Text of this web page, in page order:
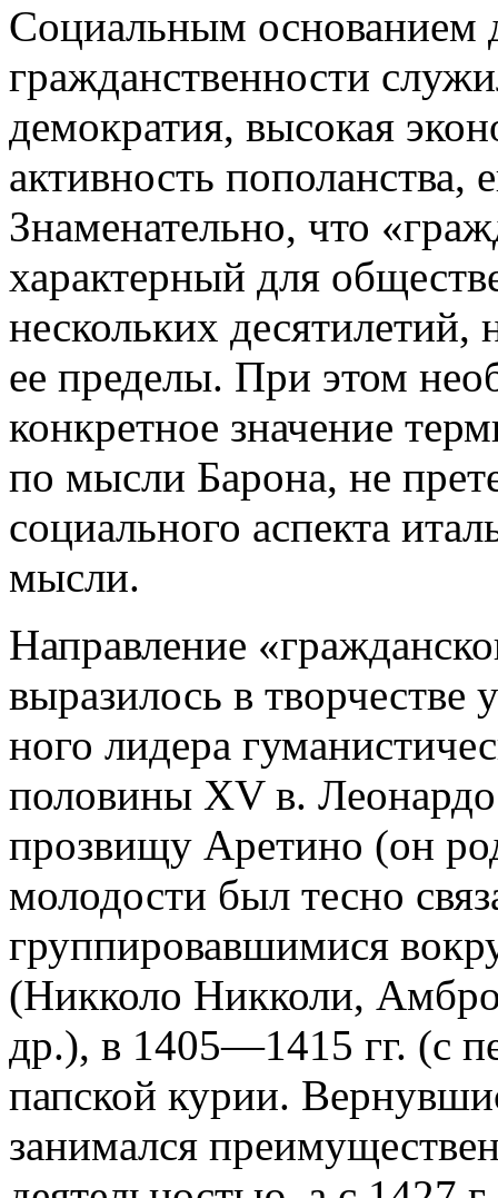
Социальным основанием
гражданственности
демократия, высокая
активность пополанства,
Знаменательно, что
характерный для
нескольких десятилетий,
ее пределы. При этом
конкретное значение
по мысли Барона, не
социального аспекта
мысли.
Направление
выразилось в
ного лидера
половины XV в.
прозвищу Аретино (он
молодости был тесно
группировавшимися
(Никколо Никколи,
др.), в 1405—1415 гг. (с
папской курии.
занимался